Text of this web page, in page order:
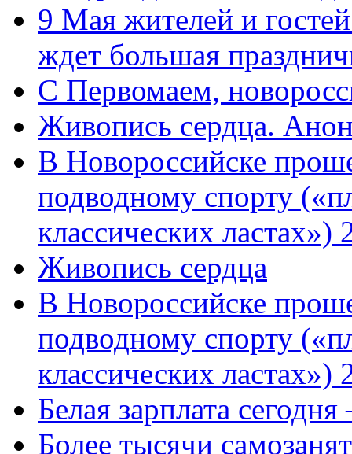
9 Мая жителей и
ждет большая
C Первомаем,
Живопись сердца.
В Новороссийске
подводному спорту
классических
Живопись сердца
В Новороссийске
подводному спорту
классических ластах»)
Белая зарплата
Более тысячи